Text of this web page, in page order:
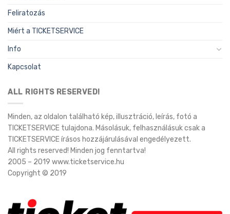
Feliratozás
Miért a TICKETSERVICE
Info
Kapcsolat
ALL RIGHTS RESERVED!
Minden, az oldalon található kép, illusztráció, leírás, fotó a
TICKETSERVICE tulajdona. Másolásuk, felhasználásuk csak a
TICKETSERVICE írásos hozzájárulásával engedélyezett.
All rights reserved! Minden jog fenntartva!
2005 – 2019 www.ticketservice.hu
Copyright © 2019